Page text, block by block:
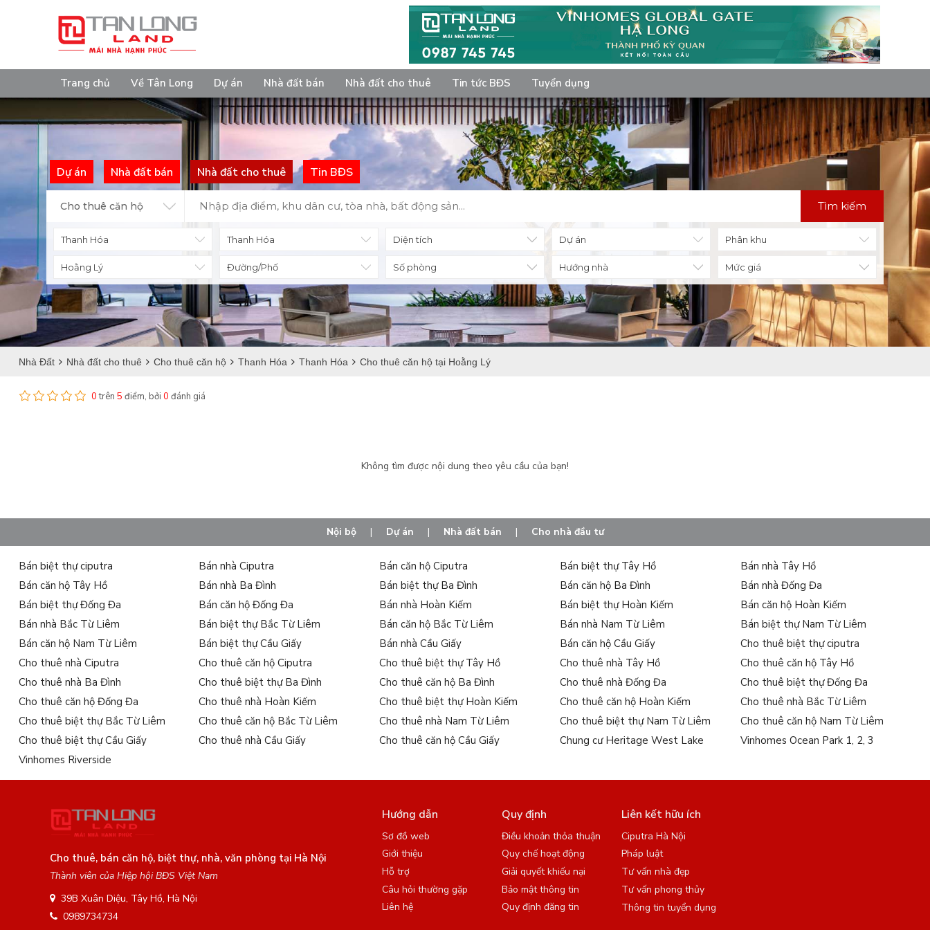
Trang chủ Về Tân Long Dự án Nhà đất bán Nhà đất cho thuê Tin tức BĐS Tuyển dụng
Dự án Nhà đất bán Nhà đất cho thuê Tin BĐS
Cho thuê căn hộ Tìm kiếm
Diện tích
Số phòng Hướng nhà Mức giá
Nhà Đất Nhà đất cho thuê Cho thuê căn hộ Thanh Hóa Thanh Hóa Cho thuê căn hộ tại Hoằng Lý
0trên 5 điểm, bởi 0 đánh giá
Không tìm được nội dung theo yêu cầu của bạn!
Nội bộ | Dự án | Nhà đất bán | Cho nhà đầu tư
Bán biệt thự ciputra Bán nhà Ciputra Bán căn hộ Ciputra Bán biệt thự Tây Hồ
Bán nhà Tây Hồ
Bán căn hộ Tây Hồ
Bán nhà Ba Đình Bán biệt thự Ba Đình Bán căn hộ Ba Đình
Bán nhà Đống Đa
Bán biệt thự Đống Đa
Bán căn hộ Đống Đa Bán nhà Hoàn Kiếm Bán biệt thự Hoàn Kiếm
Bán căn hộ Hoàn Kiếm
Bán nhà Bắc Từ Liêm
Bán biệt thự Bắc Từ Liêm Bán căn hộ Bắc Từ Liêm Bán nhà Nam Từ Liêm
Bán biệt thự Nam Từ Liêm
Bán căn hộ Nam Từ Liêm
Bán biệt thự Cầu Giấy Bán nhà Cầu Giấy Bán căn hộ Cầu Giấy
Cho thuê biệt thự ciputra
Cho thuê nhà Ciputra
Cho thuê căn hộ Ciputra Cho thuê biệt thự Tây Hồ Cho thuê nhà Tây Hồ
Cho thuê căn hộ Tây Hồ
Cho thuê nhà Ba Đình
Cho thuê biệt thự Ba Đình Cho thuê căn hộ Ba Đình Cho thuê nhà Đống Đa
Cho thuê biệt thự Đống Đa
Cho thuê căn hộ Đống Đa
Cho thuê nhà Hoàn Kiếm Cho thuê biệt thự Hoàn Kiếm Cho thuê căn hộ Hoàn Kiếm
Cho thuê nhà Bắc Từ Liêm
Cho thuê biệt thự Bắc Từ Liêm
Cho thuê căn hộ Bắc Từ Liêm Cho thuê nhà Nam Từ Liêm Cho thuê biệt thự Nam Từ Liêm
Cho thuê căn hộ Nam Từ Liêm
Cho thuê biệt thự Cầu Giấy
Cho thuê nhà Cầu Giấy Cho thuê căn hộ Cầu Giấy Chung cư Heritage West Lake
Vinhomes Ocean Park 1, 2, 3
Vinhomes Riverside
Cho thuê, bán căn hộ, biệt thự, nhà, văn phòng tại Hà Nội
Thành viên của Hiệp hội BĐS Việt Nam
39B Xuân Diệu, Tây Hồ, Hà Nội
0989734734
Hướng dẫn
Sơ đồ web
Giới thiệu
Hỗ trợ
Câu hỏi thường gặp
Liên hệ
Quy định
Điều khoản thỏa thuận
Quy chế hoạt động
Giải quyết khiếu nại
Bảo mật thông tin
Quy định đăng tin
Liên kết hữu ích
Ciputra Hà Nội
Pháp luật
Tư vấn nhà đẹp
Tư vấn phong thủy
Thông tin tuyển dụng